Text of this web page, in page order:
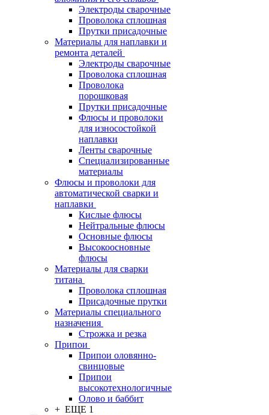
Электроды сварочные
Проволока сплошная
Прутки присадочные
Материалы для наплавки и
ремонта деталей
Электроды сварочные
Проволока сплошная
Проволока
порошковая
Прутки присадочные
Флюсы и проволоки
для износостойкой
наплавки
Ленты сварочные
Специализированные
материалы
Флюсы и проволоки для
автоматической сварки и
наплавки
Кислые флюсы
Нейтральные флюсы
Основные флюсы
Высокоосновные
флюсы
Материалы для сварки
титана
Проволока сплошная
Присадочные прутки
Материалы специального
назначения
Строжка и резка
Припои
Припои оловянно-
свинцовые
Припои
высокотехнологичные
Олово и баббит
+ ЕЩЕ 1